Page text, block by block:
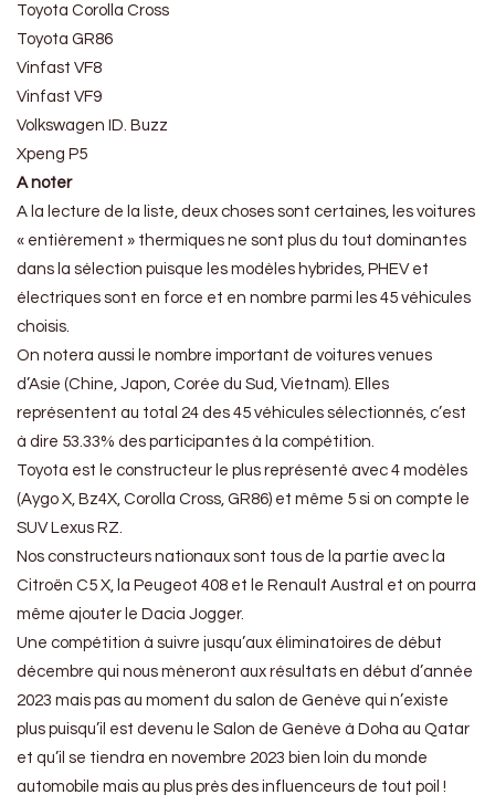
Toyota Corolla Cross
Toyota GR86
Vinfast VF8
Vinfast VF9
Volkswagen ID. Buzz
Xpeng P5
A noter
A la lecture de la liste, deux choses sont certaines, les voitures
« entièrement » thermiques ne sont plus du tout dominantes
dans la sélection puisque les modèles hybrides, PHEV et
électriques sont en force et en nombre parmi les 45 véhicules
choisis.
On notera aussi le nombre important de voitures venues
d’Asie (Chine, Japon, Corée du Sud, Vietnam). Elles
représentent au total 24 des 45 véhicules sélectionnés, c’est
à dire 53.33% des participantes à la compétition.
Toyota est le constructeur le plus représenté avec 4 modèles
(Aygo X, Bz4X, Corolla Cross, GR86) et même 5 si on compte le
SUV Lexus RZ.
Nos constructeurs nationaux sont tous de la partie avec la
Citroën C5 X, la Peugeot 408 et le Renault Austral et on pourra
même ajouter le Dacia Jogger.
Une compétition à suivre jusqu’aux éliminatoires de début
décembre qui nous mèneront aux résultats en début d’année
2023 mais pas au moment du salon de Genève qui n’existe
plus puisqu’il est devenu le Salon de Genève à Doha au Qatar
et qu’il se tiendra en novembre 2023 bien loin du monde
automobile mais au plus près des influenceurs de tout poil !